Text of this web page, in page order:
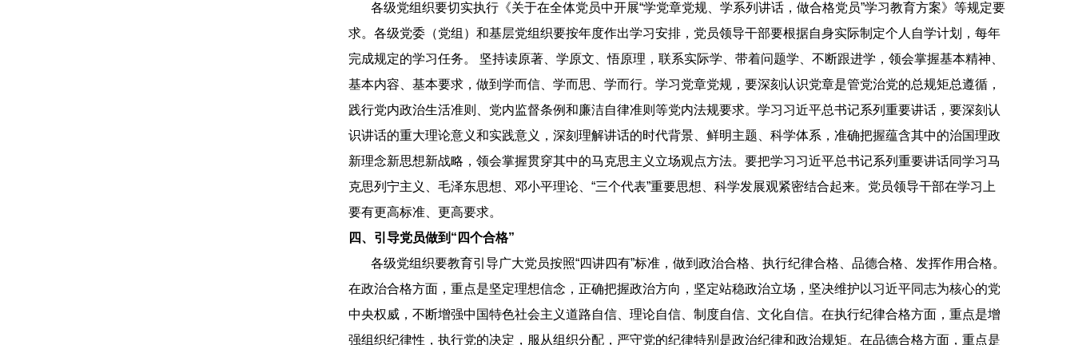
各级党组织要切实执行《关于在全体党员中开展“学党章党规、学系列讲话，做合格党员”学习教育方案》等规定要
求。各级党委（党组）和基层党组织要按年度作出学习安排，党员领导干部要根据自身实际制定个人自学计划，每年
完成规定的学习任务。 坚持读原著、学原文、悟原理，联系实际学、带着问题学、不断跟进学，领会掌握基本精神、
基本内容、基本要求，做到学而信、学而思、学而行。学习党章党规，要深刻认识党章是管党治党的总规矩总遵循，
践行党内政治生活准则、党内监督条例和廉洁自律准则等党内法规要求。学习习近平总书记系列重要讲话，要深刻认
识讲话的重大理论意义和实践意义，深刻理解讲话的时代背景、鲜明主题、科学体系，准确把握蕴含其中的治国理政
新理念新思想新战略，领会掌握贯穿其中的马克思主义立场观点方法。要把学习习近平总书记系列重要讲话同学习马
克思列宁主义、毛泽东思想、邓小平理论、“三个代表”重要思想、科学发展观紧密结合起来。党员领导干部在学习上
要有更高标准、更高要求。
四、引导党员做到“四个合格”
各级党组织要教育引导广大党员按照“四讲四有”标准，做到政治合格、执行纪律合格、品德合格、发挥作用合格。
在政治合格方面，重点是坚定理想信念，正确把握政治方向，坚定站稳政治立场，坚决维护以习近平同志为核心的党
中央权威，不断增强中国特色社会主义道路自信、理论自信、制度自信、文化自信。在执行纪律合格方面，重点是增
强组织纪律性，执行党的决定，服从组织分配，严守党的纪律特别是政治纪律和政治规矩。在品德合格方面，重点是